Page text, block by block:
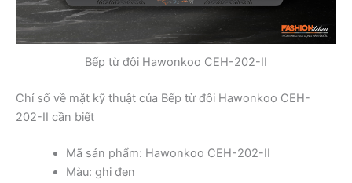
Bếp từ đôi Hawonkoo CEH-202-II
Chỉ số về mặt kỹ thuật của Bếp từ đôi Hawonkoo CEH-
202-II cần biết
Mã sản phẩm: Hawonkoo CEH-202-II
Màu: ghi đen